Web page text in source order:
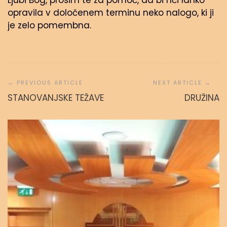
opravila v določenem terminu neko nalogo, ki ji
je zelo pomembna.
prispevka
STANOVANJSKE TEŽAVE DRUŽINA